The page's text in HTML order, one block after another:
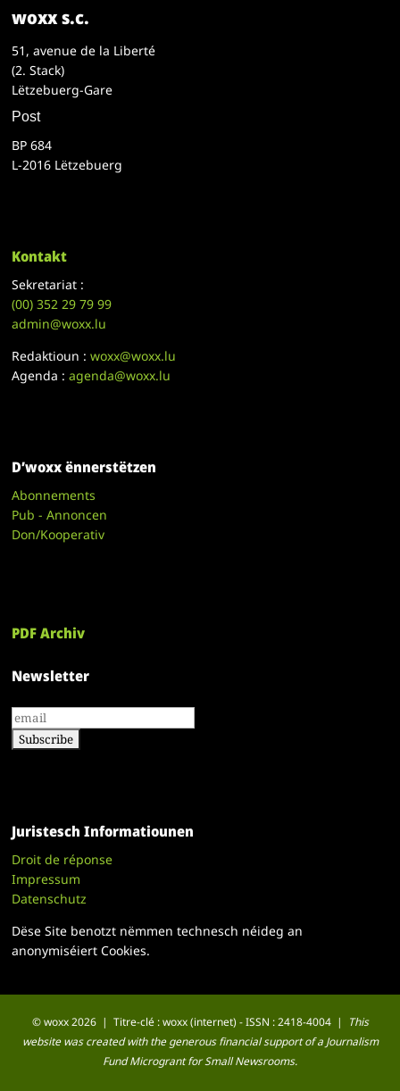
woxx s.c.
51, avenue de la Liberté
(2. Stack)
Lëtzebuerg-Gare
Post
BP 684
L-2016 Lëtzebuerg
Kontakt
Sekretariat :
(00)352 29 79 99
admin@woxx.lu
Redaktioun :woxx@woxx.lu
Agenda :agenda@woxx.lu
D’woxx ënnerstëtzen
Abonnements
Pub - Annoncen
Don/Kooperativ
PDF Archiv
Newsletter
Juristesch Informatiounen
Droit de réponse
Impressum
Datenschutz
Dëse Site benotzt nëmmen technesch néideg an
anonymiséiert Cookies.
© woxx 2026 | Titre-clé : woxx (internet) - ISSN : 2418-4004 |
This
website was created with the generous financial support of a Journalism
Fund Microgrant for Small Newsrooms.